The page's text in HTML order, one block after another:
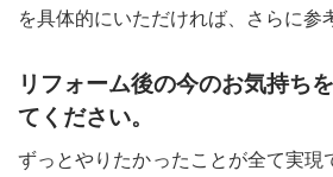
を具体的にいただければ、さらに参
リフォーム後の今のお気持ち
てください。
ずっとやりたかったことが全て実現